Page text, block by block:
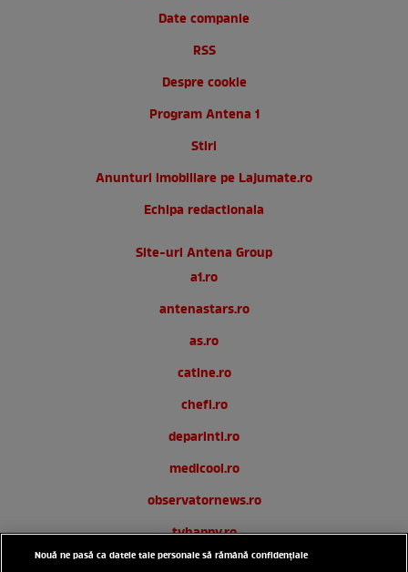
Date companie
RSS
Despre cookie
Program Antena 1
Stiri
Anunturi imobiliare pe Lajumate.ro
Echipa redactionala
Site-uri Antena Group
a1.ro
antenastars.ro
as.ro
catine.ro
chefi.ro
deparinti.ro
medicool.ro
observatornews.ro
tvhappy.ro
useit.ro
Nouă ne pasă ca datele tale personale să rămână confidențiale